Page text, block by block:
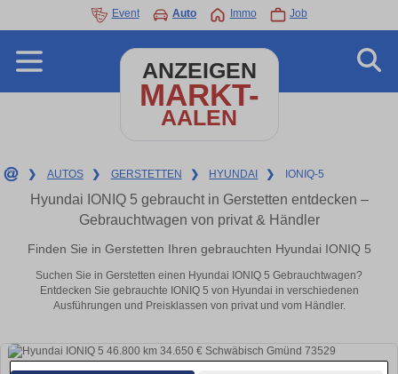
Event Auto Immo Job
ANZEIGEN
MARKT-
AALEN
❯ AUTOS ❯ GERSTETTEN ❯ HYUNDAI ❯ IONIQ-5
Hyundai IONIQ 5 gebraucht in Gerstetten entdecken –
Gebrauchtwagen von privat & Händler
Finden Sie in Gerstetten Ihren gebrauchten Hyundai IONIQ 5
Suchen Sie in Gerstetten einen Hyundai IONIQ 5 Gebrauchtwagen?
Entdecken Sie gebrauchte IONIQ 5 von Hyundai in verschiedenen
Ausführungen und Preisklassen von privat und vom Händler.